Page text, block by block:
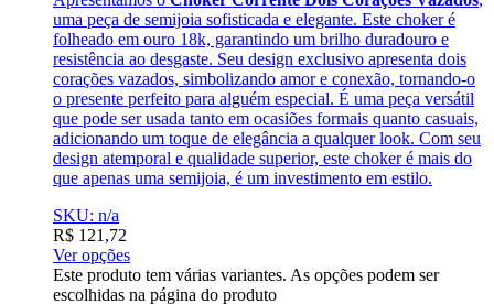
uma peça de semijoia sofisticada e elegante. Este choker é
folheado em ouro 18k, garantindo um brilho duradouro e
resistência ao desgaste. Seu design exclusivo apresenta dois
corações vazados, simbolizando amor e conexão, tornando-o
o presente perfeito para alguém especial. É uma peça versátil
que pode ser usada tanto em ocasiões formais quanto casuais,
adicionando um toque de elegância a qualquer look. Com seu
design atemporal e qualidade superior, este choker é mais do
que apenas uma semijoia, é um investimento em estilo.
SKU: n/a
R$ 121,72
Ver opções
Este produto tem várias variantes. As opções podem ser
escolhidas na página do produto